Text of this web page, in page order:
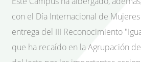
con el Día Internacional de
entrega del III Reconocimiento
que ha recaído en la Agrupación